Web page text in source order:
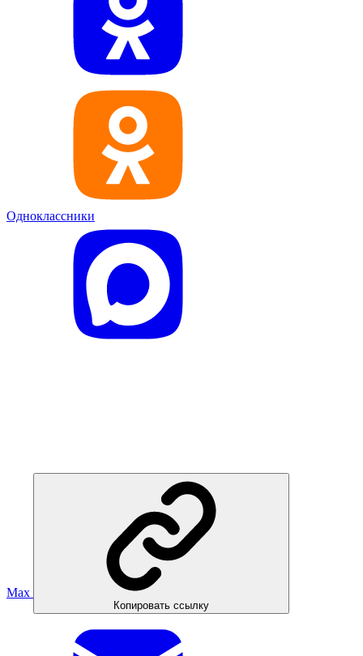
Одноклассники
Max
Копировать ссылку